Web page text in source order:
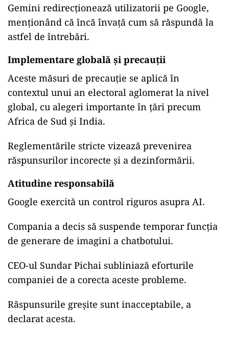
Gemini redirecționează utilizatorii pe Google,
menționând că încă învață cum să răspundă la
astfel de întrebări.
Implementare globală și precauții
Aceste măsuri de precauție se aplică în
contextul unui an electoral aglomerat la nivel
global, cu alegeri importante în țări precum
Africa de Sud și India.
Reglementările stricte vizează prevenirea
răspunsurilor incorecte și a dezinformării.
Atitudine responsabilă
Google exercită un control riguros asupra AI.
Compania a decis să suspende temporar funcția
de generare de imagini a chatbotului.
CEO-ul Sundar Pichai subliniază eforturile
companiei de a corecta aceste probleme.
Răspunsurile greșite sunt inacceptabile, a
declarat acesta.